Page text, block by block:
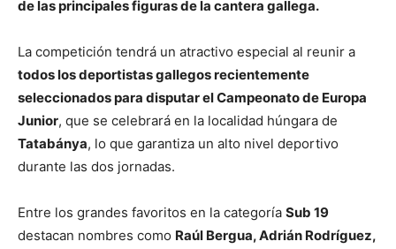
de las principales figuras de la cantera gallega.
La competición tendrá un atractivo especial al reunir a
todos los deportistas gallegos recientemente
seleccionados para disputar el Campeonato de Europa
Junior, que se celebrará en la localidad húngara de
Tatabánya, lo que garantiza un alto nivel deportivo
durante las dos jornadas.
Entre los grandes favoritos en la categoría Sub 19
destacan nombres como Raúl Bergua, Adrián Rodríguez,